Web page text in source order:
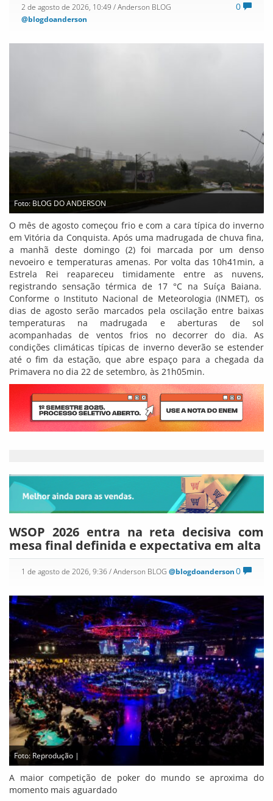
0
2 de agosto de 2026, 10:49 / Anderson BLOG
@blogdoanderson
Foto: BLOG DO ANDERSON
O mês de agosto começou frio e com a cara típica do inverno
em Vitória da Conquista. Após uma madrugada de chuva fina,
a manhã deste domingo (2) foi marcada por um denso
nevoeiro e temperaturas amenas. Por volta das 10h41min, a
Estrela Rei reapareceu timidamente entre as nuvens,
registrando sensação térmica de 17 °C na Suíça Baiana.
Conforme o Instituto Nacional de Meteorologia (INMET), os
dias de agosto serão marcados pela oscilação entre baixas
temperaturas na madrugada e aberturas de sol
acompanhadas de ventos frios no decorrer do dia. As
condições climáticas típicas de inverno deverão se estender
até o fim da estação, que abre espaço para a chegada da
Primavera no dia 22 de setembro, às 21h05min.
WSOP 2026 entra na reta decisiva com
mesa final definida e expectativa em alta
0
1 de agosto de 2026, 9:36/ Anderson BLOG @blogdoanderson
Foto: Reprodução |
A maior competição de poker do mundo se aproxima do
momento mais aguardado